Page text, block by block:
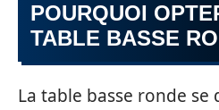
POURQUOI
TABLE BASSE
La table basse ronde